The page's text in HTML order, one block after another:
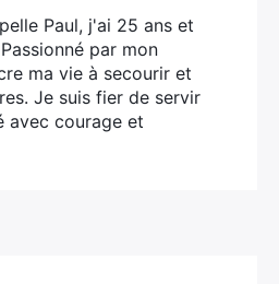
Paul, j'ai 25 ans et
par mon
ma vie à secourir et
Je suis fier de servir
avec courage et